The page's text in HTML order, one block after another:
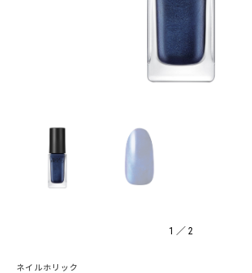
1 ／ 2
ネイルホリック